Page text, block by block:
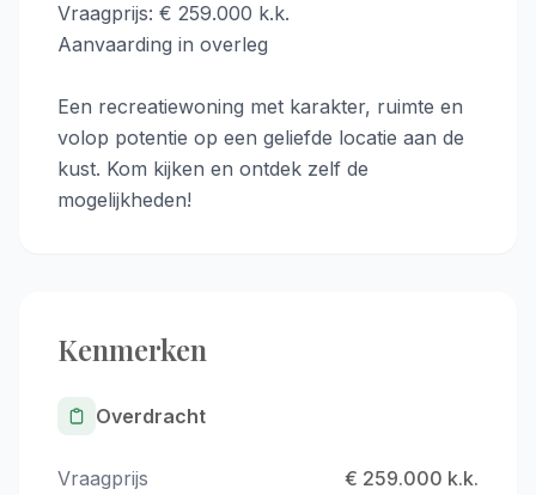
Vraagprijs: € 259.000 k.k.
Aanvaarding in overleg
Een recreatiewoning met karakter, ruimte en
volop potentie op een geliefde locatie aan de
kust. Kom kijken en ontdek zelf de
mogelijkheden!
Kenmerken
Overdracht
Vraagprijs € 259.000 k.k.